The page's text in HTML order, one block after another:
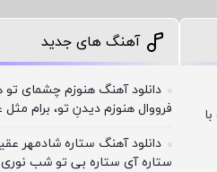
320-128 همراه با
آهنگ های جدید
دانلود آهنگ هنوزم چشمای
فرووال هنوزم دیدنِ تو، برام
دانلود آهنگ ستاره شادمهر
ستاره آی ستاره بی تو شب نوری